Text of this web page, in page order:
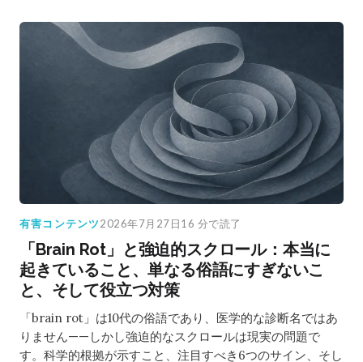
有害コンテンツ2026年7月27日16 分で読了
「Brain Rot」と強迫的スクロール：本当に
起きていること、単なる俗語にすぎないこ
と、そして役立つ対策
「brain rot」は10代の俗語であり、医学的な診断名ではあ
りません——しかし強迫的なスクロールは現実の問題で
す。科学的根拠が示すこと、注目すべき6つのサイン、そし